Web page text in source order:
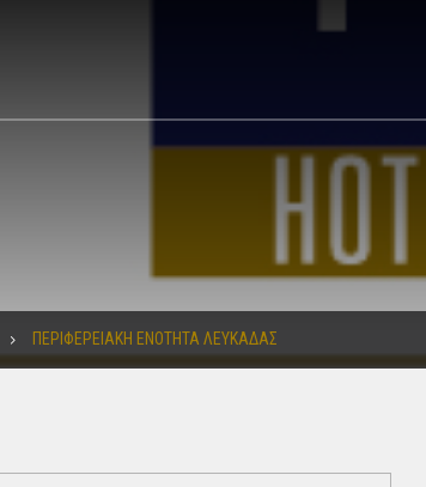
ΠΕΡΙΦΕΡΕΙΑΚΗ ΕΝΟΤΗΤΑ ΛΕΥΚΑΔΑΣ